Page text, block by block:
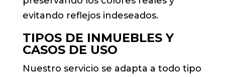
evitando reflejos indeseados.
TIPOS DE INMUEBLES Y
CASOS DE USO
Nuestro servicio se adapta a todo tipo